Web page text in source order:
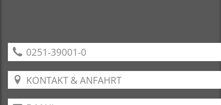
0251-39001-0
KONTAKT & ANFAHRT